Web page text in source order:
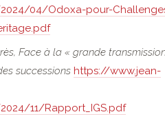
04/Odoxa-pour-
Face à la « grande
successions https://www.jean-
11/Rapport_IGS.pdf